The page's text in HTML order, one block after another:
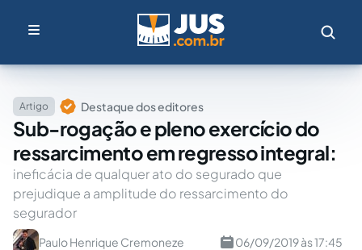
Artigo Destaque dos editores
Sub-rogação e pleno exercício do
ressarcimento em regresso integral:
ineficácia de qualquer ato do segurado que
prejudique a amplitude do ressarcimento do
segurador
Paulo Henrique Cremoneze 06/09/2019 às 17:45